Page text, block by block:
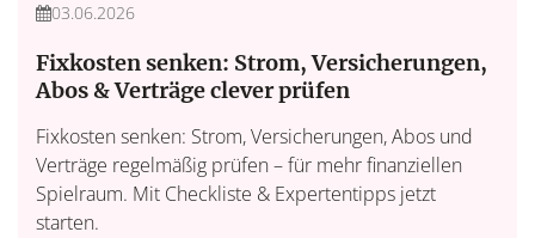
03.06.2026
Fixkosten senken: Strom, Versicherungen,
Abos & Verträge clever prüfen
Fixkosten senken: Strom, Versicherungen, Abos und
Verträge regelmäßig prüfen – für mehr finanziellen
Spielraum. Mit Checkliste & Expertentipps jetzt
starten.